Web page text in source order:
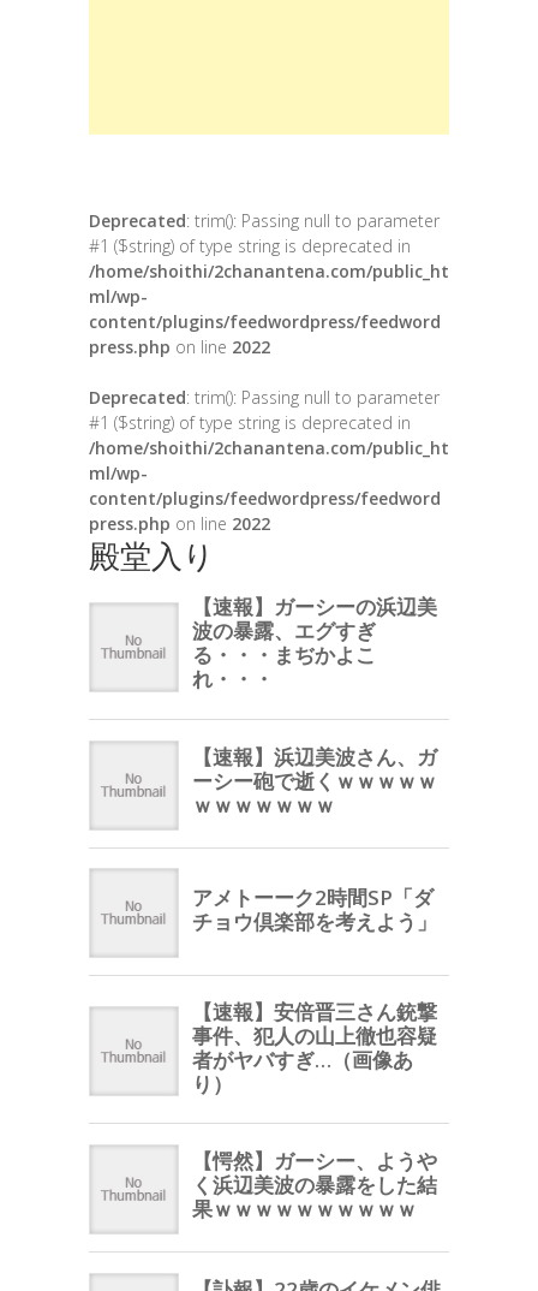
Deprecated: trim(): Passing null to parameter
#1 ($string) of type string is deprecated in
/home/shoithi/2chanantena.com/public_ht
ml/wp-
content/plugins/feedwordpress/feedword
press.php on line 2022
Deprecated: trim(): Passing null to parameter
#1 ($string) of type string is deprecated in
/home/shoithi/2chanantena.com/public_ht
ml/wp-
content/plugins/feedwordpress/feedword
press.php on line 2022
殿堂入り